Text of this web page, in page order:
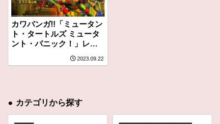
カワバンガ!!「ミュータン
ト・タートルズ ミュータ
ント・パニック！」レビ
2023.09.22
● カテゴリから探す